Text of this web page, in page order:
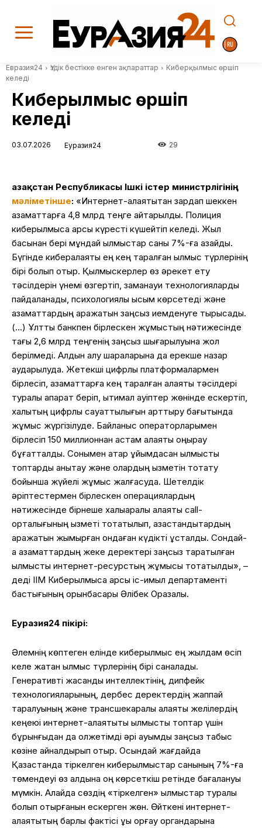
Евразия24 Үздік бестікке енген ақпараттар
Киберқылмыс өршіп
келеді
Киберқылмыс өршіп
келеді
03.07.2026 Еуразия24 29
Қазақстан Республикасы Ішкі істер министрлігінің
мәліметінше: «Интернет-алаяқтықтан зардап шеккен
азаматтарға 4,8 млрд теңге қайтарылды. Полиция
киберқылмысқа қарсы күресті күшейтіп келеді. Жыл
басынан бері мұндай қылмыстар саны 7%-ға азайды.
Бүгінде кибералаяқтық ең кең таралған қылмыс түрлерінің
бірі болып отыр. Қылмыскерлер өз әрекет ету
тәсілдерін үнемі өзгертіп, заманауи технологияларды
пайдаланады, психологиялық қысым көрсетеді және
азаматтардың қаражатын заңсыз иемденуге тырысады.
(…) Ұлттық банкпен бірлескен жұмыстың нәтижесінде
тағы 2,6 млрд теңгенің заңсыз шығарылуына жол
берілмеді. Алдын алу шараларына да ерекше назар
аударылуда. Жетекші цифрлық платформалармен
бірлесіп, азаматтарға кең таралған алаяқтық тәсілдері
туралы ақпарат беріп, ықтимал қауіптер жөнінде ескертіп,
халықтың цифрлық сауаттылығын арттыру бағытында
жұмыс жүргізілуде. Байланыс операторларымен
бірлесіп 150 миллионнан астам алаяқтық қоңырау
бұғатталды. Сонымен қатар ұйымдасқан қылмыстық
топтарды анықтау және олардың қызметін тоқтату
бойынша жүйелі жұмыс жалғасуда. Шетелдік
әріптестермен бірлескен операциялардың
нәтижесінде бірнеше халықаралық алаяқтық call-
орталығының қызметі тоқтатылып, қазақстандықтардың
қаражатын жымқырған ондаған күдікті ұсталды. Сондай-
ақ азаматтардың жеке деректері заңсыз таратылған
қылмыстық интернет-ресурстың жұмысы тоқтатылды», –
деді ІІМ Киберқылмысқа қарсы іс-қимыл департаменті
бастығының орынбасары Әлібек Оразалы.
Еуразия24 пікірі:
Әлемнің көптеген елінде киберқылмыс ең жылдам өсіп
келе жатқан қылмыс түрлерінің бірі саналады.
Генеративті жасанды интеллектінің, дипфейк
технологияларының, дербес деректердің жаппай
таралуының және трансшекаралық алаяқтық желілердің
кеңеюі интернет-алаяқтықты қылмыстық топтар үшін
бұрынғыдан да қолжетімді әрі ауқымды заңсыз табыс
көзіне айналдырып отыр. Осындай жағдайда
Қазақстанда тіркелген киберқылмыстар санының 7%-ға
төмендеуі өз алдына оң көрсеткіш ретінде бағалануы
мүмкін. Алайда сөздің «тіркелген» қылмыстар туралы
болып отырғанын ескерген жөн. Өйткені интернет-
алаяқтықтың барлық фактісі құқық қорғау органдарына